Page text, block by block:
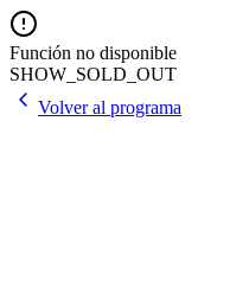
Función no disponible
SHOW_SOLD_OUT
Volver al programa